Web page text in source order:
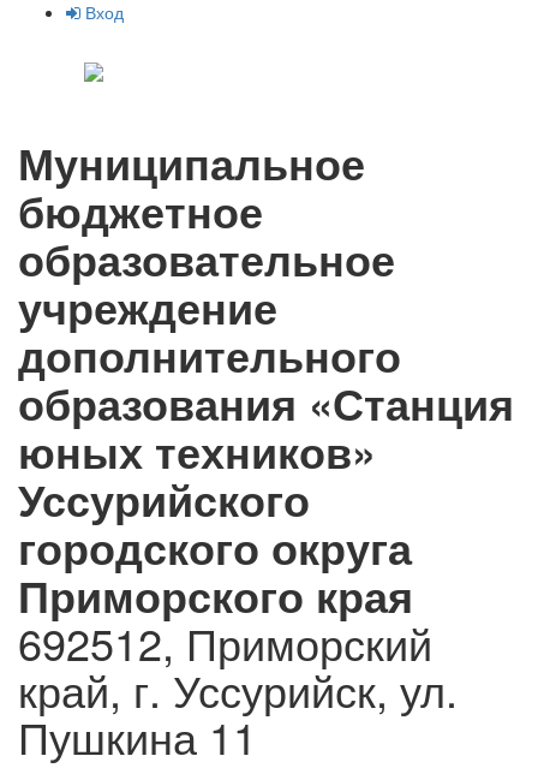
Вход
Муниципальное
бюджетное
образовательное
учреждение
дополнительного
образования «Станция
юных техников»
Уссурийского
городского округа
Приморского края
692512, Приморский
край, г. Уссурийск, ул.
Пушкина 11